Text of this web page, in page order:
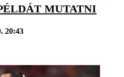
MUTATNI
20:43